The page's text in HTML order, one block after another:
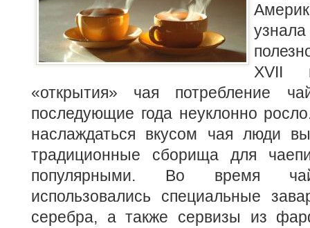
XVII
«открытия» чая потребление
последующие года неуклонно
наслаждаться вкусом чая люди
традиционные сборища для
популярными. Во время
использовались специальные
серебра, а также сервизы из